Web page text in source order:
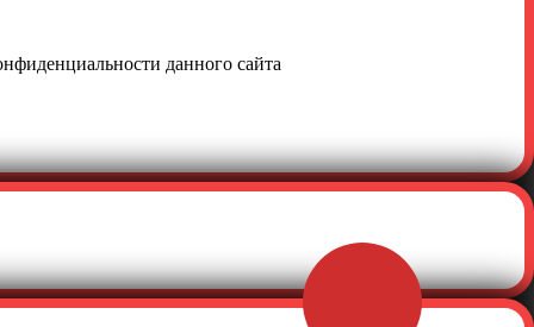
данного сайта